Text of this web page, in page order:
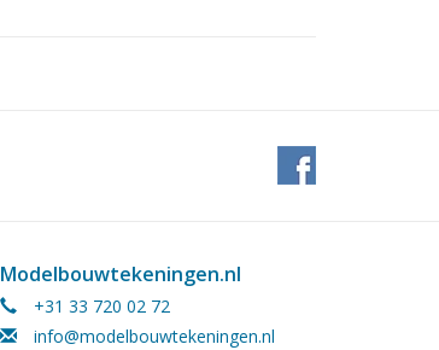
Modelbouwtekeningen.nl
+31 33 720 02 72
info@modelbouwtekeningen.nl